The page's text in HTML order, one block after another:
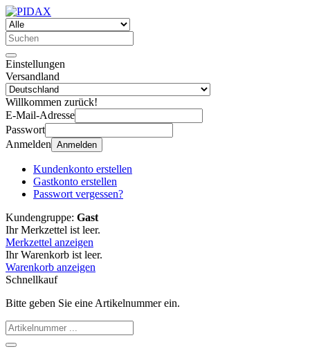
Einstellungen
Versandland
Willkommen zurück!
E-Mail-Adresse
Passwort
Anmelden Anmelden
Kundenkonto erstellen
Gastkonto erstellen
Passwort vergessen?
Kundengruppe: Gast
Ihr Merkzettel ist leer.
Merkzettel anzeigen
Ihr Warenkorb ist leer.
Warenkorb anzeigen
Schnellkauf
Bitte geben Sie eine Artikelnummer ein.